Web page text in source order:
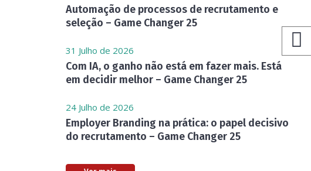
Automação de processos de recrutamento e
seleção – Game Changer 25
31 Julho de 2026
Com IA, o ganho não está em fazer mais. Está
em decidir melhor – Game Changer 25
24 Julho de 2026
Employer Branding na prática: o papel decisivo
do recrutamento – Game Changer 25